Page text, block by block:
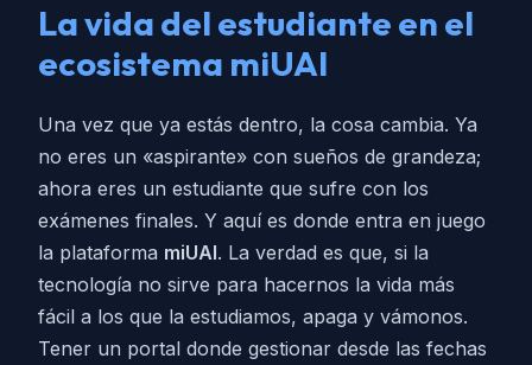
La vida del estudiante en el
ecosistema miUAI
Una vez que ya estás dentro, la cosa cambia. Ya
no eres un «aspirante» con sueños de grandeza;
ahora eres un estudiante que sufre con los
exámenes finales. Y aquí es donde entra en juego
la plataforma miUAI. La verdad es que, si la
tecnología no sirve para hacernos la vida más
fácil a los que la estudiamos, apaga y vámonos.
Tener un portal donde gestionar desde las fechas